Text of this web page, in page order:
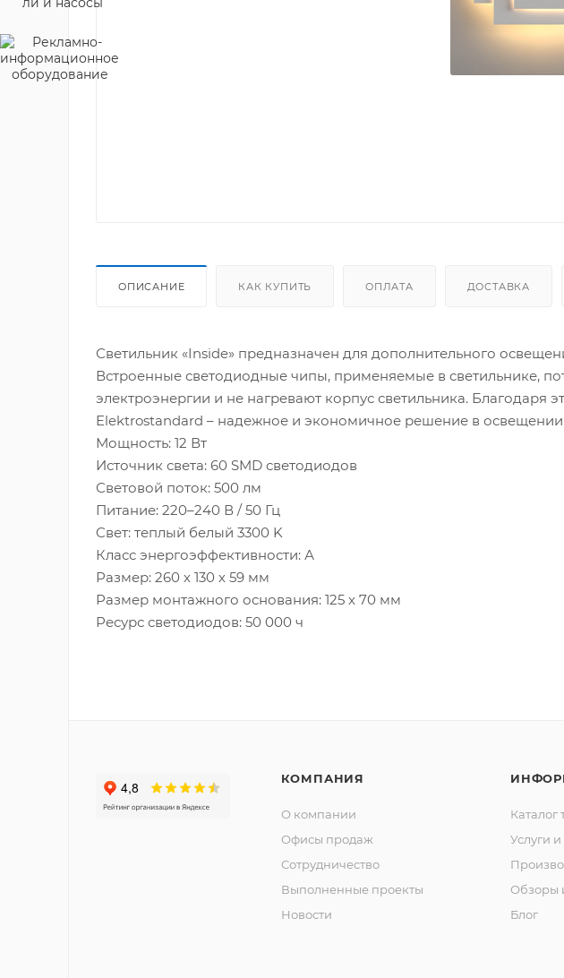
ОПИСАНИЕ КАК КУПИТЬ ОПЛАТА ДОСТАВКА
Светильник «Inside» предназначен для дополнительного
Встроенные светодиодные чипы, применяемые в светильнике,
электроэнергии и не нагревают корпус светильника. Благодаря
Elektrostandard – надежное и экономичное решение в освещении
Мощность: 12 Вт
Источник света: 60 SMD светодиодов
Световой поток: 500 лм
Питание: 220–240 В / 50 Гц
Cвет: теплый белый 3300 K
Класс энергоэффективности: А
Размер: 260 х 130 х 59 мм
Размер монтажного основания: 125 x 70 мм
Ресурс светодиодов: 50 000 ч
КОМПАНИЯ
О компании
Офисы продаж
Сотрудничество
Выполненные проекты
Новости
Каталог
Услуги
Обзоры
Блог